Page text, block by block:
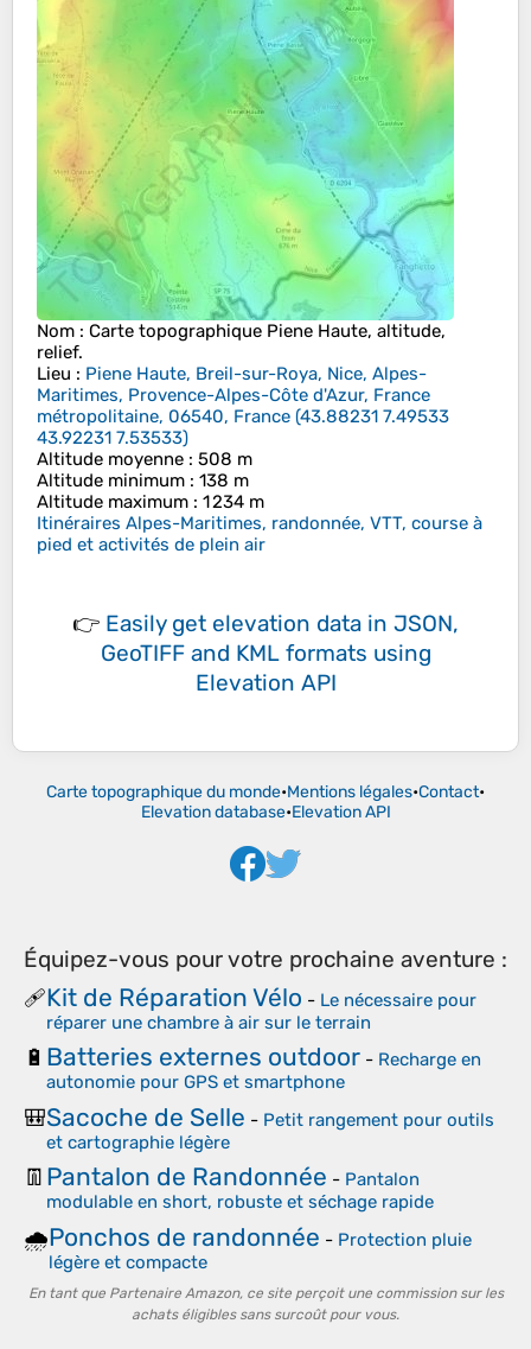
Nom : Carte topographique Piene Haute, altitude,
relief.
Lieu : Piene Haute, Breil-sur-Roya, Nice, Alpes-
Maritimes, Provence-Alpes-Côte d'Azur, France
métropolitaine, 06540, France (43.88231 7.49533
43.92231 7.53533)
Altitude moyenne : 508 m
Altitude minimum : 138 m
Altitude maximum : 1 234 m
Itinéraires Alpes-Maritimes, randonnée, VTT, course à
pied et activités de plein air
👉 Easily get elevation data in JSON,
GeoTIFF and KML formats using
Elevation API
Carte topographique du monde•Mentions légales•Contact•
Elevation database•Elevation API
Équipez-vous pour votre prochaine aventure :
🩹Kit de Réparation Vélo - Le nécessaire pour
réparer une chambre à air sur le terrain
🔋 Batteries externes outdoor - Recharge en
autonomie pour GPS et smartphone
🎒Sacoche de Selle - Petit rangement pour outils
et cartographie légère
👖 Pantalon de Randonnée - Pantalon
modulable en short, robuste et séchage rapide
🌧️Ponchos de randonnée - Protection pluie
légère et compacte
En tant que Partenaire Amazon, ce site perçoit une commission sur les
achats éligibles sans surcoût pour vous.